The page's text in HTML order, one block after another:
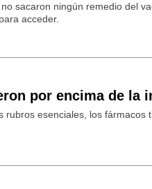
sacaron ningún remedio del
acceder.
por encima de la
rubros esenciales, los